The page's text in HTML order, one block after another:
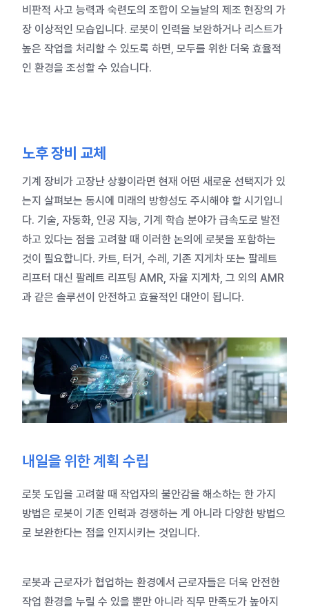
비판적 사고 능력과 숙련도의 조합이 오늘날의 제조 현장의 가
장 이상적인 모습입니다. 로봇이 인력을 보완하거나 리스트가
높은 작업을 처리할 수 있도록 하면, 모두를 위한 더욱 효율적
인 환경을 조성할 수 있습니다.
노후 장비 교체
기계 장비가 고장난 상황이라면 현재 어떤 새로운 선택지가 있
는지 살펴보는 동시에 미래의 방향성도 주시해야 할 시기입니
다. 기술, 자동화, 인공 지능, 기계 학습 분야가 급속도로 발전
하고 있다는 점을 고려할 때 이러한 논의에 로봇을 포함하는
것이 필요합니다. 카트, 터거, 수레, 기존 지게차 또는 팔레트
리프터 대신 팔레트 리프팅 AMR, 자율 지게차, 그 외의 AMR
과 같은 솔루션이 안전하고 효율적인 대안이 됩니다.
내일을 위한 계획 수립
로봇 도입을 고려할 때 작업자의 불안감을 해소하는 한 가지
방법은 로봇이 기존 인력과 경쟁하는 게 아니라 다양한 방법으
로 보완한다는 점을 인지시키는 것입니다.
로봇과 근로자가 협업하는 환경에서 근로자들은 더욱 안전한
작업 환경을 누릴 수 있을 뿐만 아니라 직무 만족도가 높아지